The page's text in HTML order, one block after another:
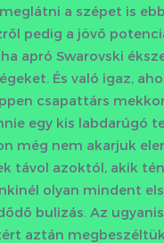
a szépet is
pedig a jövő
apró Swarovski
És való igaz,
csapattárs
egy kis labdarúgó
még nem akarjuk
távol azoktól, akik
olyan mindent
bulizás. Az
aztán